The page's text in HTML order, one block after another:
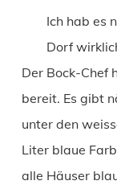
Ich hab es
Dorf
Der Bock-Chef
bereit. Es gibt
unter den
Liter blaue
alle Häuser